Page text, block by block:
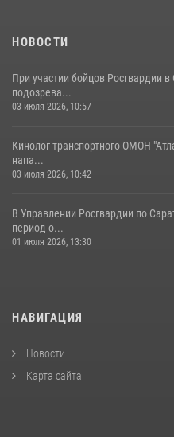
07 августа 2026, 11:35
НОВОСТИ
При участии бойцов Росгвардии
подозрева...
03 июля 2026, 10:57
Кинолог транспортного ОМОН
напа...
03 июля 2026, 10:42
В Управлении Росгвардии по
период о...
01 июля 2026, 13:30
НАВИГАЦИЯ
Новости
Карта сайта